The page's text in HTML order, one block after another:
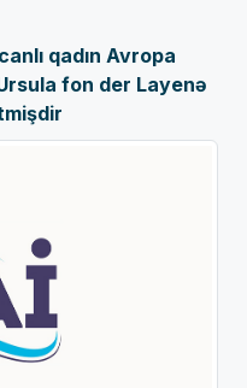
qadın Avropa
fon der Layenə